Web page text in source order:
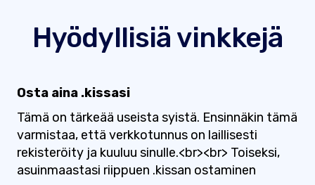
Hyödyllisiä vinkkejä
Osta aina .kissasi
Tämä on tärkeää useista syistä. Ensinnäkin tämä
varmistaa, että verkkotunnus on laillisesti
rekisteröity ja kuuluu sinulle.<br><br> Toiseksi,
asuinmaastasi riippuen .kissan ostaminen